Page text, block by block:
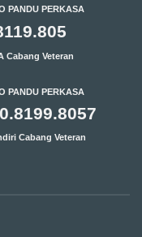
PANDU PERKASA
Cabang Veteran
PANDU PERKASA
Cabang Veteran